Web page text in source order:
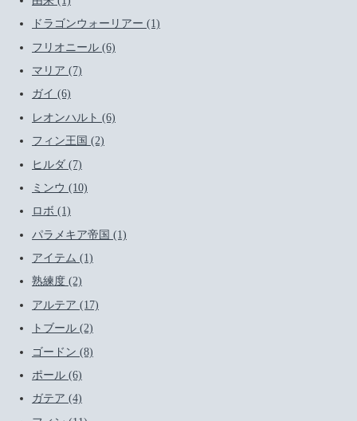
ドラゴンウォーリアー (1)
フリオニール (6)
マリア (7)
ガイ (6)
レオンハルト (6)
フィン王国 (2)
ヒルダ (7)
ミンウ (10)
ロボ (1)
パラメキア帝国 (1)
アイテム (1)
熟練度 (2)
アルテア (17)
トブール (2)
ゴードン (8)
ポール (6)
ガテア (4)